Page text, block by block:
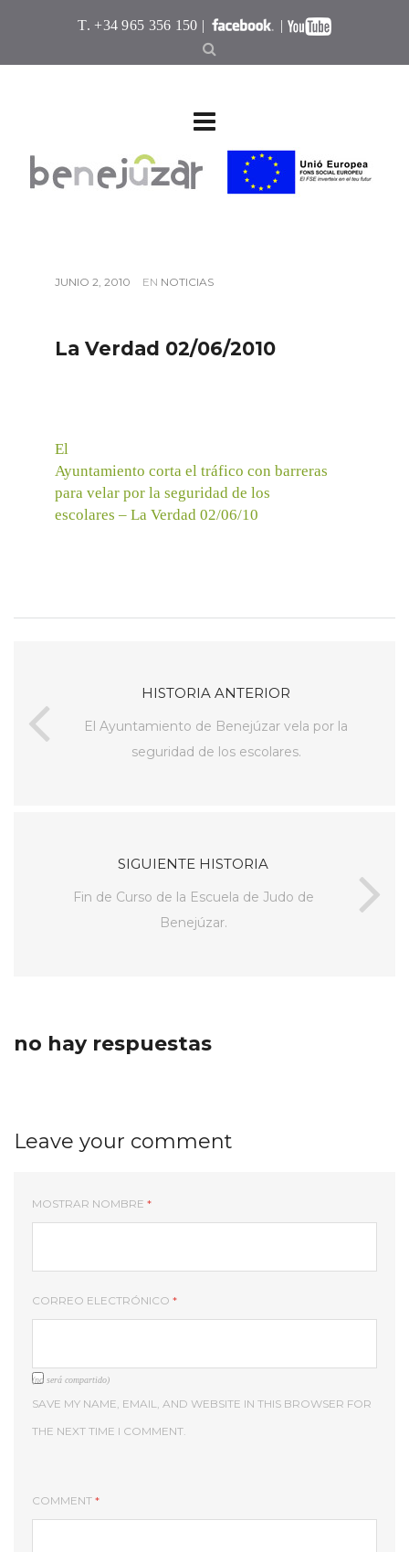
T. +34 965 356 150 | |
JUNIO 2, 2010 EN NOTICIAS
La Verdad 02/06/2010
El
Ayuntamiento corta el tráfico con barreras
para velar por la seguridad de los
escolares – La Verdad 02/06/10
HISTORIA ANTERIOR
El Ayuntamiento de Benejúzar vela por la
seguridad de los escolares.
SIGUIENTE HISTORIA
Fin de Curso de la Escuela de Judo de
Benejúzar.
no hay respuestas
Leave your comment
MOSTRAR NOMBRE *
CORREO ELECTRÓNICO *
(no será compartido)
SAVE MY NAME, EMAIL, AND WEBSITE IN THIS BROWSER FOR
THE NEXT TIME I COMMENT.
COMMENT *